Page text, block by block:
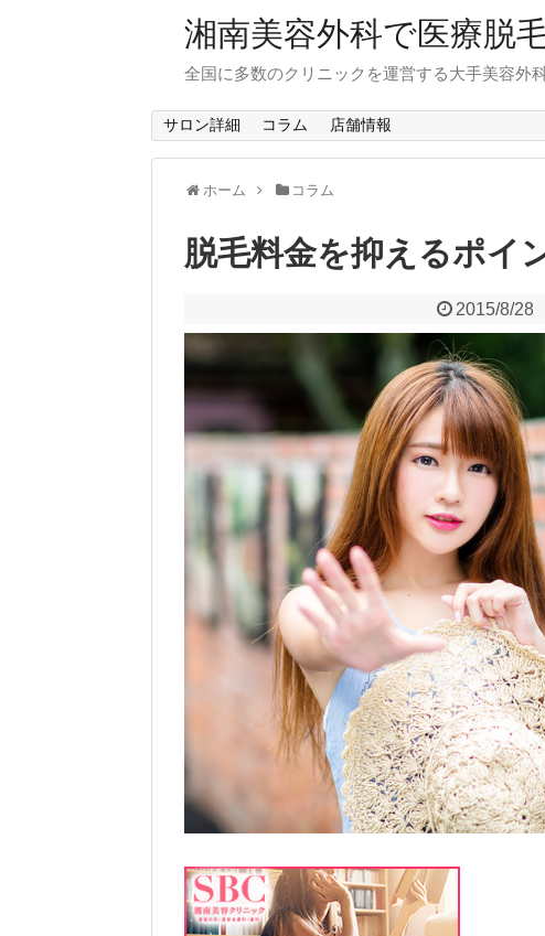
湘南美容外科で医療脱
全国に多数のクリニックを運営する大手美容外
サロン詳細 コラム 店舗情報
ホーム コラム
脱毛料金を抑えるポイ
2015/8/28